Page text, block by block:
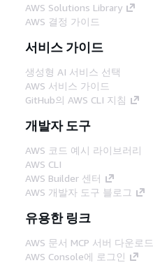
AWS Solutions Library
AWS 결정 가이드
서비스 가이드
생성형 AI 서비스 선택
AWS 서비스 가이드
GitHub의 AWS CLI 지침
개발자 도구
AWS 코드 예시 라이브러리
AWS CLI
AWS Builder 센터
AWS 개발자 도구 블로그
유용한 링크
AWS 문서 MCP 서버 다운로드
AWS Console에 로그인